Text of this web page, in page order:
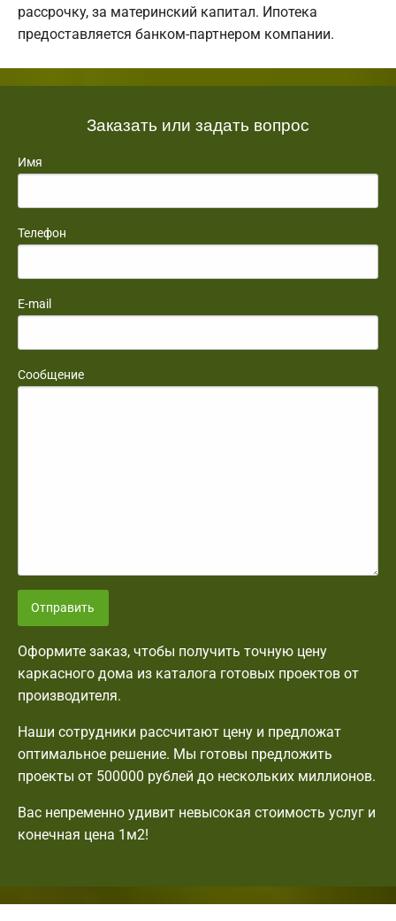
рассрочку, за материнский капитал. Ипотека
предоставляется банком-партнером компании.
Заказать или задать вопрос
Имя
Телефон
E-mail
Сообщение
Отправить
Оформите заказ, чтобы получить точную цену
каркасного дома из каталога готовых проектов от
производителя.
Наши сотрудники рассчитают цену и предложат
оптимальное решение. Мы готовы предложить
проекты от 500000 рублей до нескольких миллионов.
Вас непременно удивит невысокая стоимость услуг и
конечная цена 1м2!